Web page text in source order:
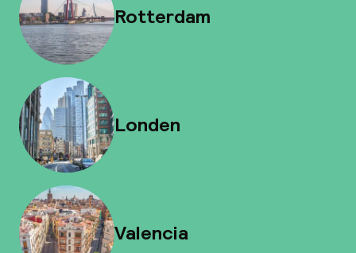
Rotterdam
Londen
Valencia